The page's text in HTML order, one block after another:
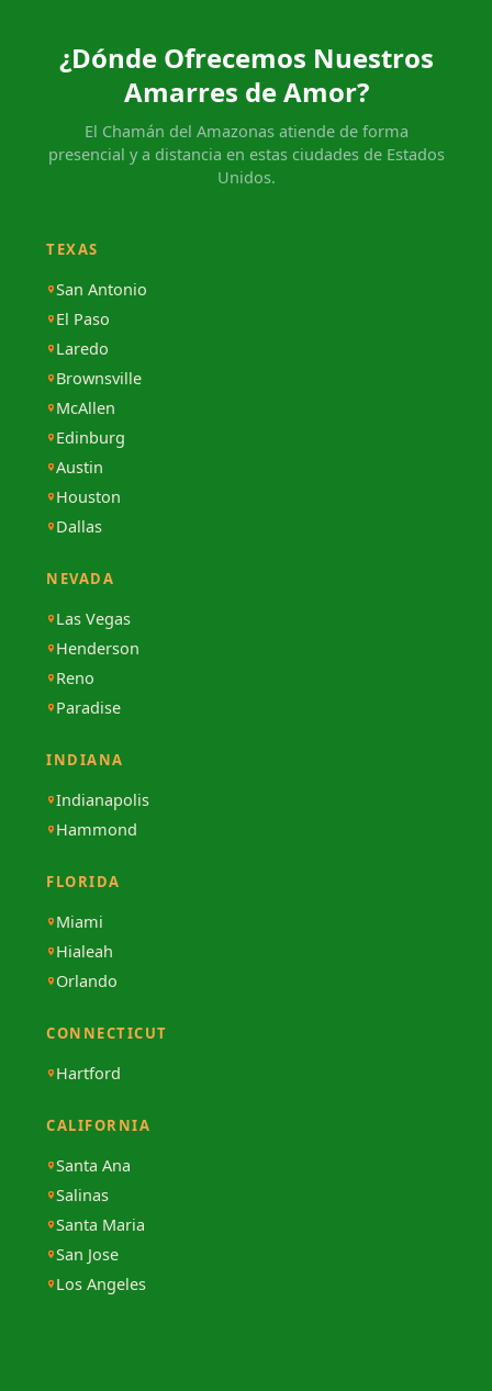
¿Dónde Ofrecemos Nuestros
Amarres de Amor?
El Chamán del Amazonas atiende de forma
presencial y a distancia en estas ciudades de Estados
Unidos.
TEXAS
San Antonio
El Paso
Laredo
Brownsville
McAllen
Edinburg
Austin
Houston
Dallas
NEVADA
Las Vegas
Henderson
Reno
Paradise
INDIANA
Indianapolis
Hammond
FLORIDA
Miami
Hialeah
Orlando
CONNECTICUT
Hartford
CALIFORNIA
Santa Ana
Salinas
Santa Maria
San Jose
Los Angeles